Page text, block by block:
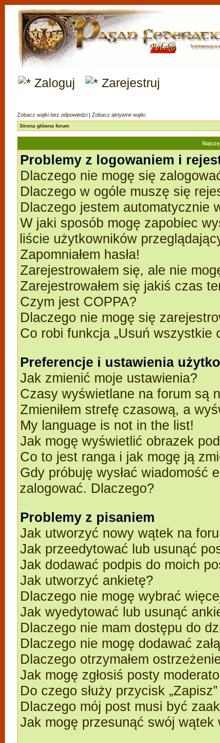
Zaloguj Zarejestruj
Zobacz wątki bez odpowiedzi | Zobacz aktywne wątki
Strona główna forum
Problemy z logowaniem i
Dlaczego nie mogę się
Dlaczego w ogóle muszę się
Dlaczego jestem automatycznie
W jaki sposób mogę zapobiec
liście użytkowników
Zapomniałem hasła!
Zarejestrowałem się, ale nie
Zarejestrowałem się jakiś czas
Czym jest COPPA?
Dlaczego nie mogę się
Co robi funkcja „Usuń wszystkie
Preferencje i ustawienia
Jak zmienić moje ustawienia?
Czasy wyświetlane na forum są
Zmieniłem strefę czasową, a
My language is not in the list!
Jak mogę wyświetlić obrazek
Co to jest ranga i jak mogę ją
Gdy próbuję wysłać wiadomość
zalogować. Dlaczego?
Problemy z pisaniem
Jak utworzyć nowy wątek na
Jak przeedytować lub usunąć
Jak dodawać podpis do moich
Jak utworzyć ankietę?
Dlaczego nie mogę wybrać
Jak wyedytować lub usunąć
Dlaczego nie mam dostępu do
Dlaczego nie mogę dodawać
Dlaczego otrzymałem
Jak mogę zgłosiś posty
Do czego służy przycisk
Dlaczego mój post musi być
Jak mogę przesunąć swój wątek